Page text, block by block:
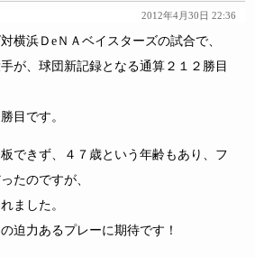
2012年4月30日 22:36
横浜ＤeＮＡベイスターズの試合で、
が、球団新記録となる通算２１２勝目
目です。
できず、４７歳という年齢もあり、フ
たのですが、
ました。
迫力あるプレーに期待です！